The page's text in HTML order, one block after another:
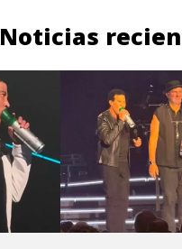
Noticias